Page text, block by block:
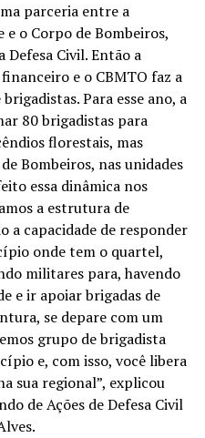
parceria entre a
o Corpo de Bombeiros,
Civil. Então a
e o CBMTO faz a
Para esse ano, a
80 brigadistas para
florestais, mas
Bombeiros, nas unidades
essa dinâmica nos
a estrutura de
a capacidade de responder
onde tem o quartel,
militares para, havendo
e ir apoiar brigadas de
se depare com um
grupo de brigadista
e, com isso, você libera
sua regional”, explicou
de Ações de Defesa Civil